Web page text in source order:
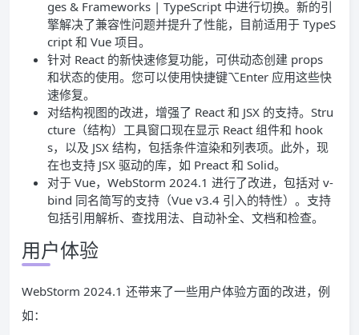
ges & Frameworks | TypeScript 中进行切换。新的引
擎解决了兼容性问题并提升了性能，目前适用于 TypeS
cript 和 Vue 项目。
针对 React 的新快速修复功能，可供动态创建 props
和状态的使用。您可以使用快捷键⌥Enter 应用这些快
速修复。
对结构视图的改进，增强了 React 和 JSX 的支持。Stru
cture（结构）工具窗口现在显示 React 组件和 hook
s，以及 JSX 结构，包括条件渲染和列表项。此外，现
在也支持 JSX 驱动的库，如 Preact 和 Solid。
对于 Vue，WebStorm 2024.1 进行了改进，包括对 v-
bind 同名简写的支持（Vue v3.4 引入的特性）。支持
包括引用解析、查找用法、自动补全、文档和检查。
用户体验
WebStorm 2024.1 还带来了一些用户体验方面的改进，例
如：